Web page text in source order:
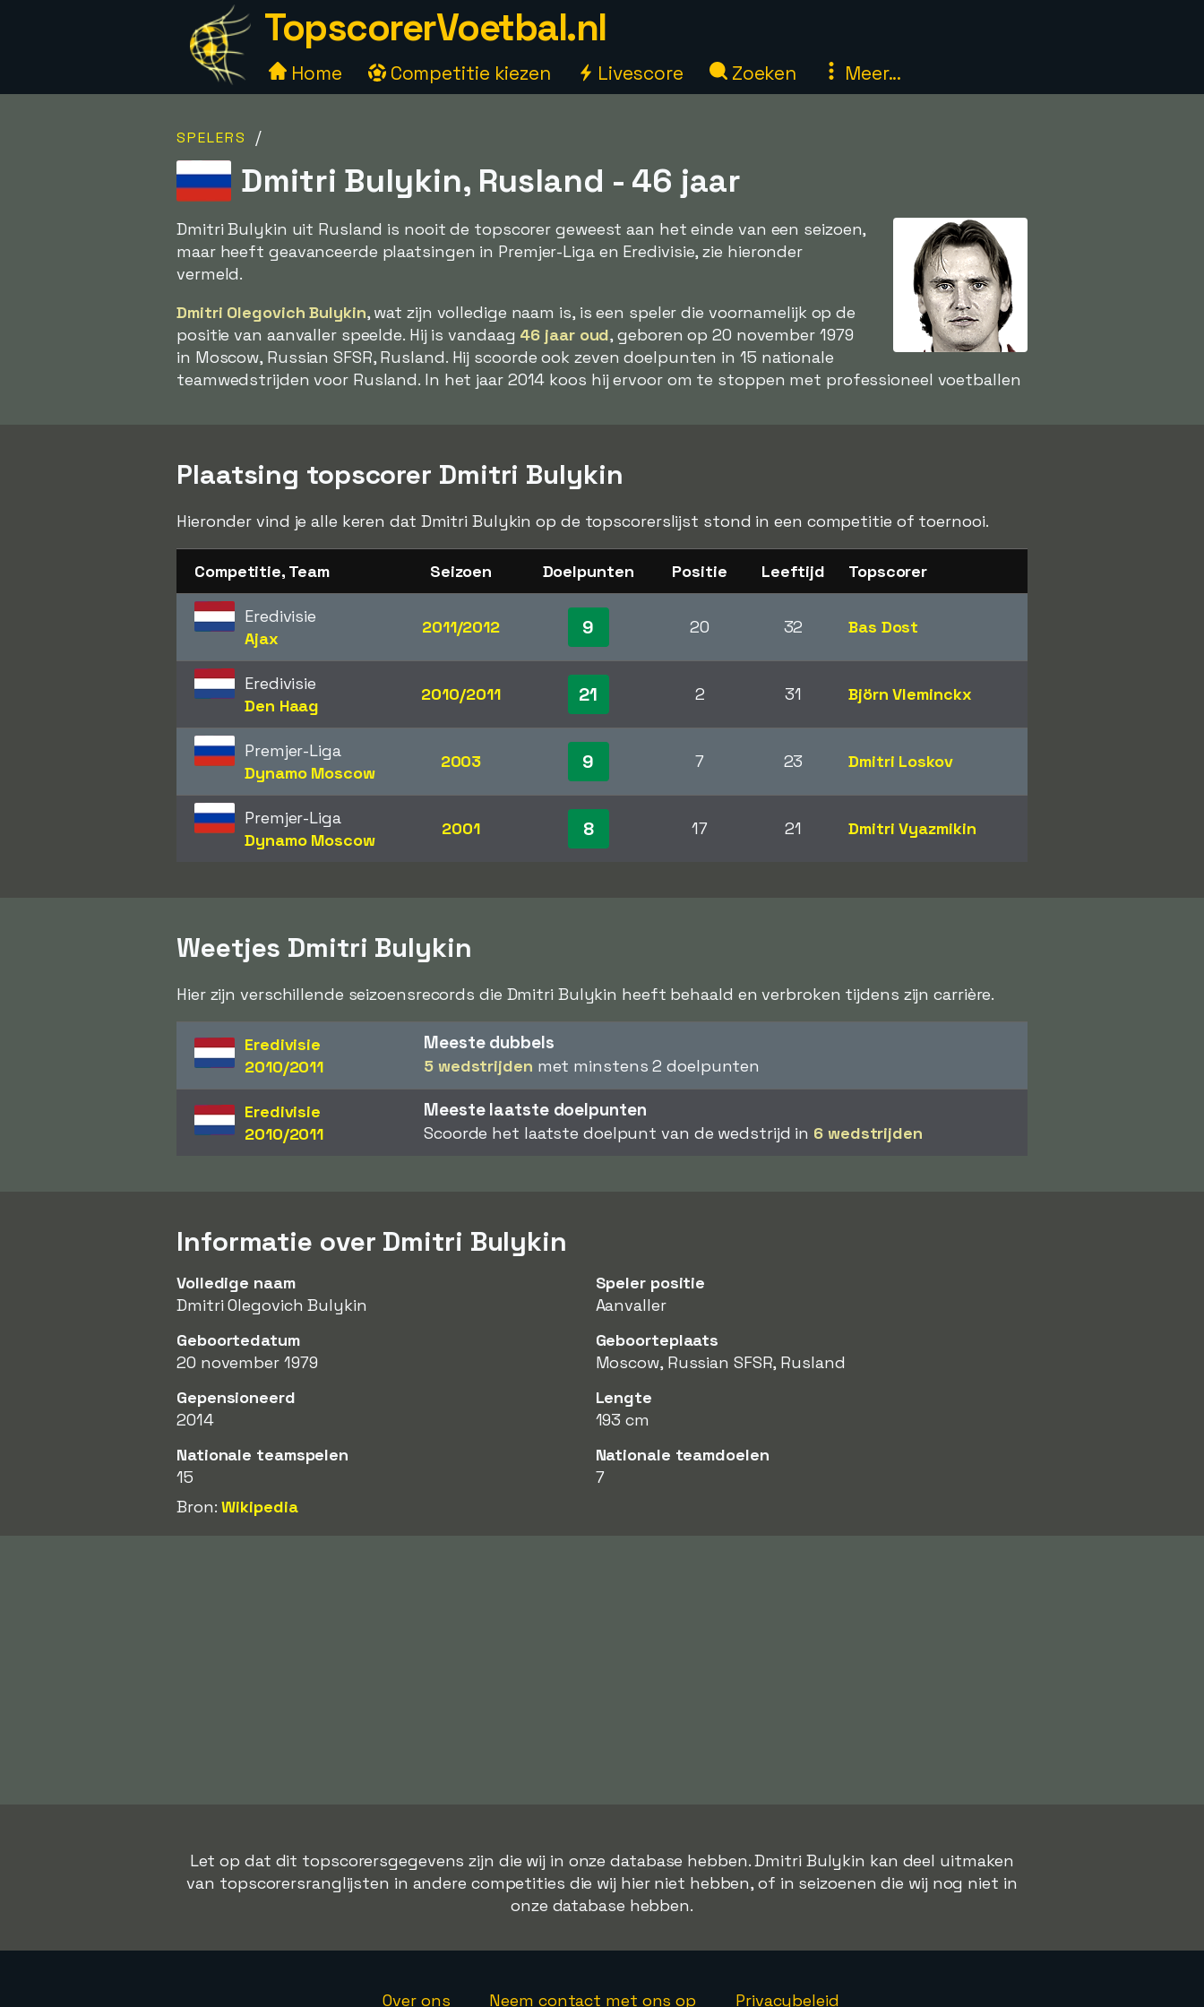
TopscorerVoetbal.nl
Home Competitie kiezen Livescore Zoeken Meer...
SPELERS /
Dmitri Bulykin, Rusland - 46 jaar
Dmitri Bulykin uit Rusland is nooit de topscorer geweest aan het einde van een seizoen,
maar heeft geavanceerde plaatsingen in Premjer-Liga en Eredivisie, zie hieronder
vermeld.
Dmitri Olegovich Bulykin, wat zijn volledige naam is, is een speler die voornamelijk op de
positie van aanvaller speelde. Hij is vandaag 46 jaar oud, geboren op 20 november 1979
in Moscow, Russian SFSR, Rusland. Hij scoorde ook zeven doelpunten in 15 nationale
teamwedstrijden voor Rusland. In het jaar 2014 koos hij ervoor om te stoppen met professioneel voetballen
Plaatsing topscorer Dmitri Bulykin
Hieronder vind je alle keren dat Dmitri Bulykin op de topscorerslijst stond in een competitie of toernooi.
Competitie, Team Seizoen Doelpunten Positie Leeftijd Topscorer
Eredivisie
Ajax
2011/2012 9 20 32 Bas Dost
Eredivisie
Den Haag
2010/2011 21 2 31 Björn Vleminckx
Premjer-Liga
Dynamo Moscow
2003 9 7 23 Dmitri Loskov
Premjer-Liga
Dynamo Moscow
2001 8 17 21 Dmitri Vyazmikin
Weetjes Dmitri Bulykin
Hier zijn verschillende seizoensrecords die Dmitri Bulykin heeft behaald en verbroken tijdens zijn carrière.
Eredivisie
2010/2011
Meeste dubbels
5 wedstrijden met minstens 2 doelpunten
Eredivisie
2010/2011
Meeste laatste doelpunten
Scoorde het laatste doelpunt van de wedstrijd in 6 wedstrijden
Informatie over Dmitri Bulykin
Volledige naam
Dmitri Olegovich Bulykin
Speler positie
Aanvaller
Geboortedatum
20 november 1979
Geboorteplaats
Moscow, Russian SFSR, Rusland
Gepensioneerd
2014
Lengte
193 cm
Nationale teamspelen
15
Nationale teamdoelen
7
Bron:Wikipedia
Let op dat dit topscorersgegevens zijn die wij in onze database hebben. Dmitri Bulykin kan deel uitmaken
van topscorersranglijsten in andere competities die wij hier niet hebben, of in seizoenen die wij nog niet in
onze database hebben.
Over ons Neem contact met ons op Privacybeleid